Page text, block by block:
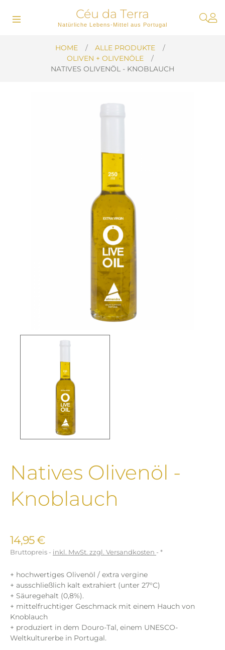
Umschalten
☰ Céu da Terra
Natürliche Lebens-Mittel aus Portugal
HOME
ALLE PRODUKTE
OLIVEN + OLIVENÖLE
NATIVES OLIVENÖL - KNOBLAUCH
Natives Olivenöl -
Knoblauch
14,95 €
Bruttopreis inkl. MwSt. zzgl. Versandkosten *
+ hochwertiges Olivenöl / extra vergine
+ ausschließlich kalt extrahiert (unter 27°C)
+ Säuregehalt (0,8%).
+ mittelfruchtiger Geschmack mit einem Hauch von
Knoblauch
+ produziert in dem Douro-Tal, einem UNESCO-
Weltkulturerbe in Portugal.